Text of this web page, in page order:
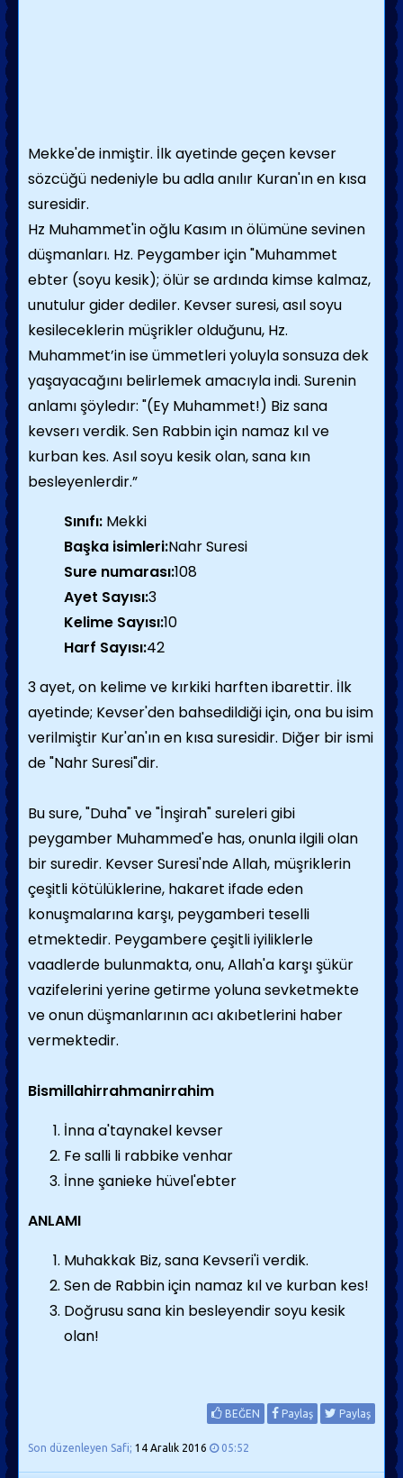
Mekke'de inmiştir. İlk ayetinde geçen kevser
sözcüğü nedeniyle bu adla anılır Kuran'ın en kısa
suresidir.
Hz Muhammet'in oğlu Kasım ın ölümüne sevinen
düşmanları. Hz. Peygamber için "Muhammet
ebter (soyu kesik); ölür se ardında kimse kalmaz,
unutulur gider dediler. Kevser suresi, asıl soyu
kesileceklerin müşrikler olduğunu, Hz.
Muhammet’in ise ümmetleri yoluyla sonsuza dek
yaşayacağını belirlemek amacıyla indi. Surenin
anlamı şöyledır: "(Ey Muhammet!) Biz sana
kevserı verdik. Sen Rabbin için namaz kıl ve
kurban kes. Asıl soyu kesik olan, sana kın
besleyenlerdir.”
Sınıfı: Mekki
Başka isimleri:Nahr Suresi
Sure numarası:108
Ayet Sayısı:3
Kelime Sayısı:10
Harf Sayısı:42
3 ayet, on kelime ve kırkiki harften ibarettir. İlk
ayetinde; Kevser'den bahsedildiği için, ona bu isim
verilmiştir Kur'an'ın en kısa suresidir. Diğer bir ismi
de "Nahr Suresi"dir.
Bu sure, "Duha" ve "İnşirah" sureleri gibi
peygamber Muhammed'e has, onunla ilgili olan
bir suredir. Kevser Suresi'nde Allah, müşriklerin
çeşitli kötülüklerine, hakaret ifade eden
konuşmalarına karşı, peygamberi teselli
etmektedir. Peygambere çeşitli iyiliklerle
vaadlerde bulunmakta, onu, Allah'a karşı şükür
vazifelerini yerine getirme yoluna sevketmekte
ve onun düşmanlarının acı akıbetlerini haber
vermektedir.
Bismillahirrahmanirrahim
İnna a'taynakel kevser
Fe salli li rabbike venhar
İnne şanieke hüvel'ebter
ANLAMI
Muhakkak Biz, sana Kevseri'i verdik.
Sen de Rabbin için namaz kıl ve kurban kes!
Doğrusu sana kin besleyendir soyu kesik
olan!
BEĞEN Paylaş Paylaş
Son düzenleyen Safi; 14 Aralık 2016 05:52